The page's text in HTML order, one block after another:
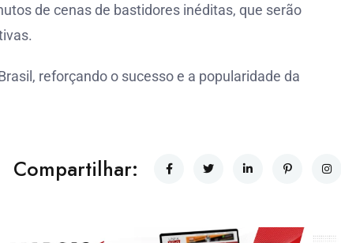
de cenas de bastidores inéditas, que serão
reforçando o sucesso e a popularidade da
Compartilhar: